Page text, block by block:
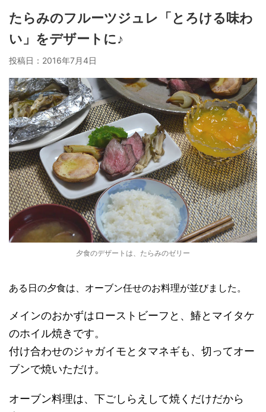
たらみのフルーツジュレ「とろける味わ
い」をデザートに♪
投稿日： 2016年7月4日
夕食のデザートは、たらみのゼリー
ある日の夕食は、オーブン任せのお料理が並びました。
メインのおかずはローストビーフと、鰆とマイタケ
のホイル焼きです。
付け合わせのジャガイモとタマネギも、切ってオー
ブンで焼いただけ。
オーブン料理は、下ごしらえして焼くだけだから